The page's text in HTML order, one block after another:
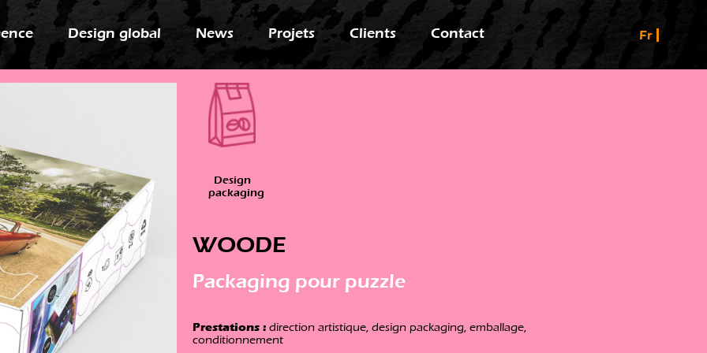
Design global News Projets Clients Contact Fr
Design
packaging
WOODE
Packaging pour puzzle
Prestations : direction artistique, design packaging, emballage,
conditionnement